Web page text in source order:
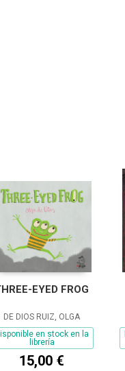
EYED FROG
DE DIOS RUIZ, OLGA
en stock en la
librería
15,00 €